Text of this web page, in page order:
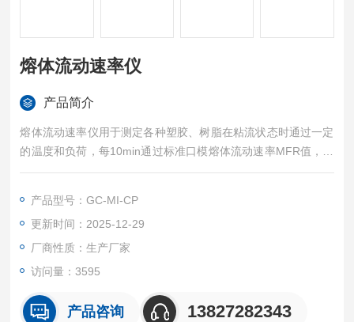
熔体流动速率仪
产品简介
熔体流动速率仪用于测定各种塑胶、树脂在粘流状态时通过一定
的温度和负荷，每10min通过标准口模熔体流动速率MFR值，它
适用于熔融温度较高的聚碳酸酯、聚芳砜、氟塑料、尼龙等工程
P）、ABS树脂、聚甲醛（POM）、聚碳酸酯（PC）树脂等熔融
温度较低的塑料测试，广泛地应用于塑料生产，塑料制品、石油
化工等行业以及相关院校、科研单位和商检部门。
产品型号：GC-MI-CP
更新时间：2025-12-29
厂商性质：生产厂家
访问量：3595
产品咨询 13827282343